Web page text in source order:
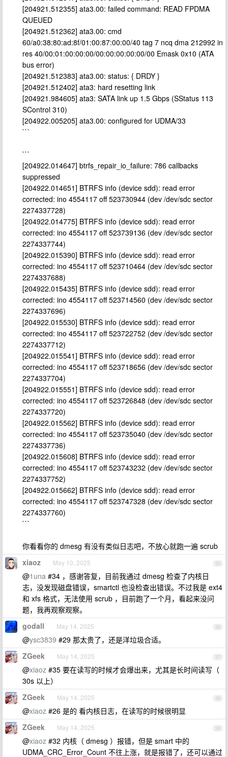
[204921.512355] ata3.00: failed command: READ FPDMA
QUEUED
[204921.512362] ata3.00: cmd
60/a0:38:80:ad:8f/01:00:87:00:00/40 tag 7 ncq dma 212992 in
res 40/00:01:00:00:00/00:00:00:00:00/00 Emask 0x10 (ATA
bus error)
[204921.512383] ata3.00: status: { DRDY }
[204921.512402] ata3: hard resetting link
[204921.984605] ata3: SATA link up 1.5 Gbps (SStatus 113
SControl 310)
[204922.005205] ata3.00: configured for UDMA/33
```
```
[204922.014647] btrfs_repair_io_failure: 786 callbacks
suppressed
[204922.014651] BTRFS info (device sdd): read error
corrected: ino 4554117 off 523730944 (dev /dev/sdc sector
2274337728)
[204922.014775] BTRFS info (device sdd): read error
corrected: ino 4554117 off 523739136 (dev /dev/sdc sector
2274337744)
[204922.015390] BTRFS info (device sdd): read error
corrected: ino 4554117 off 523710464 (dev /dev/sdc sector
2274337688)
[204922.015435] BTRFS info (device sdd): read error
corrected: ino 4554117 off 523714560 (dev /dev/sdc sector
2274337696)
[204922.015530] BTRFS info (device sdd): read error
corrected: ino 4554117 off 523722752 (dev /dev/sdc sector
2274337712)
[204922.015541] BTRFS info (device sdd): read error
corrected: ino 4554117 off 523718656 (dev /dev/sdc sector
2274337704)
[204922.015551] BTRFS info (device sdd): read error
corrected: ino 4554117 off 523726848 (dev /dev/sdc sector
2274337720)
[204922.015562] BTRFS info (device sdd): read error
corrected: ino 4554117 off 523735040 (dev /dev/sdc sector
2274337736)
[204922.015608] BTRFS info (device sdd): read error
corrected: ino 4554117 off 523743232 (dev /dev/sdc sector
2274337752)
[204922.015662] BTRFS info (device sdd): read error
corrected: ino 4554117 off 523747328 (dev /dev/sdc sector
2274337760)
```
你看看你的 dmesg 有没有类似日志吧，不放心就跑一遍 scrub
35
xiaoz May 10, 2025
@1una #34 ，感谢答复，目前我通过 dmesg 检查了内核日
志，没发现磁盘错误，smartctl 也没检查出错误。不过我是 ext4
和 xfs 格式，无法使用 scrub ，目前跑了一个月，看起来没问
题，我再观察观察。
36
godall May 14, 2025
@ysc3839 #29 那太贵了，还是洋垃圾合适。
37
ZGeek May 14, 2025
@xiaoz #35 要在读写的时候才会爆出来，尤其是长时间读写（
30s 以上）
38
ZGeek May 14, 2025
@xiaoz #26 是的 看内核日志，在读写的时候很明显
39
ZGeek May 14, 2025
@xiaoz #32 内核（ dmesg ）报错，但是 smart 中的
UDMA_CRC_Error_Count 不往上涨，就是报错了，还可以通过